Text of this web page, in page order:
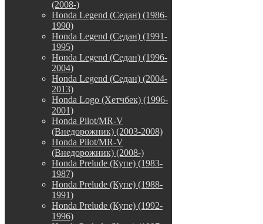
(2008-)
Honda Legend (Седан) (1986-
1990)
Honda Legend (Седан) (1991-
1995)
Honda Legend (Седан) (1996-
2004)
Honda Legend (Седан) (2004-
2013)
Honda Logo (Хетчбек) (1996-
2001)
Honda Pilot/MR-V
(Внедорожник) (2003-2008)
Honda Pilot/MR-V
(Внедорожник) (2008-)
Honda Prelude (Купе) (1983-
1987)
Honda Prelude (Купе) (1988-
1991)
Honda Prelude (Купе) (1992-
1996)